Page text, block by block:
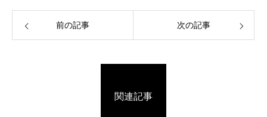
前の記事 次の記事
関連記事